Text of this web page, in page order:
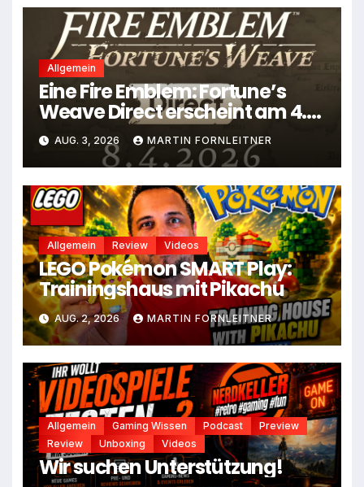
Allgemein
Eine Fire Emblem: Fortune’s
Weave Direct erscheint am 4.
August
AUG. 3, 2026 MARTIN FORNLEITNER
Allgemein Review Videos
LEGO Pokémon SMART Play:
Trainingshaus mit Pikachu
AUG. 2, 2026 MARTIN FORNLEITNER
Allgemein Gaming Wissen Podcast
Preview
Review
Unboxing Videos
Wir suchen Unterstützung!